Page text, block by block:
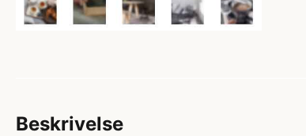
Beskrivelse